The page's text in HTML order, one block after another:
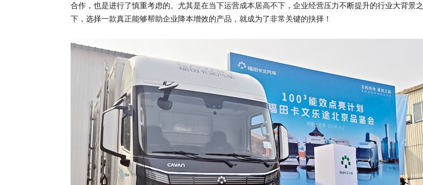
合作，也是进行了慎重考虑的。尤其是在当下运营成本居高不下，企业经营压力不断提升的行业大背景之
下，选择一款真正能够帮助企业降本增效的产品，就成为了非常关键的抉择！